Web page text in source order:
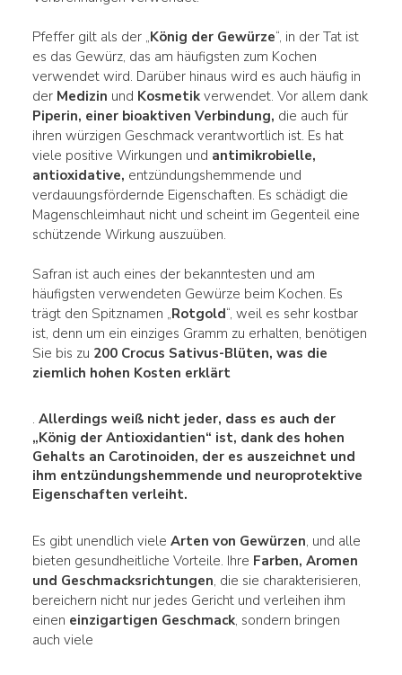
Pfeffer gilt als der „König der Gewürze“, in der Tat ist
es das Gewürz, das am häufigsten zum Kochen
verwendet wird. Darüber hinaus wird es auch häufig in
der Medizin und Kosmetikverwendet. Vor allem dank
Piperin, einer bioaktiven Verbindung, die auch für
ihren würzigen Geschmack verantwortlich ist. Es hat
viele positive Wirkungen und antimikrobielle,
antioxidative, entzündungshemmende und
verdauungsfördernde Eigenschaften. Es schädigt die
Magenschleimhaut nicht und scheint im Gegenteil eine
schützende Wirkung auszuüben.
Safran ist auch eines der bekanntesten und am
häufigsten verwendeten Gewürze beim Kochen. Es
trägt den Spitznamen „Rotgold“, weil es sehr kostbar
ist, denn um ein einziges Gramm zu erhalten, benötigen
Sie bis zu 200 Crocus Sativus-Blüten, was die
ziemlich hohen Kosten erklärt
. Allerdings weiß nicht jeder, dass es auch der
„König der Antioxidantien“ ist, dank des hohen
Gehalts an Carotinoiden, der es auszeichnet und
ihm entzündungshemmende und neuroprotektive
Eigenschaften verleiht.
Es gibt unendlich viele Arten von Gewürzen, und alle
bieten gesundheitliche Vorteile. Ihre Farben, Aromen
und Geschmacksrichtungen, die sie charakterisieren,
bereichern nicht nur jedes Gericht und verleihen ihm
einen einzigartigen Geschmack, sondern bringen
auch viele